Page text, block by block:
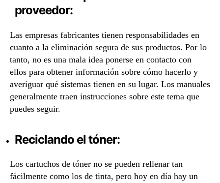
proveedor:
Las empresas fabricantes tienen responsabilidades en
cuanto a la eliminación segura de sus productos. Por lo
tanto, no es una mala idea ponerse en contacto con
ellos para obtener información sobre cómo hacerlo y
averiguar qué sistemas tienen en su lugar. Los manuales
generalmente traen instrucciones sobre este tema que
puedes seguir.
Reciclando el tóner:
Los cartuchos de tóner no se pueden rellenar tan
fácilmente como los de tinta, pero hoy en día hay un